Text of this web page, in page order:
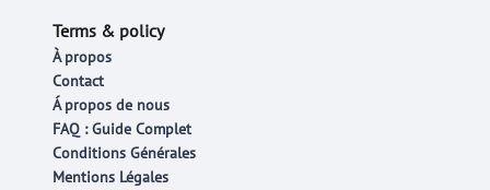
Terms & policy
À propos
Contact
Á propos de nous
FAQ : Guide Complet
Conditions Générales
Mentions Légales